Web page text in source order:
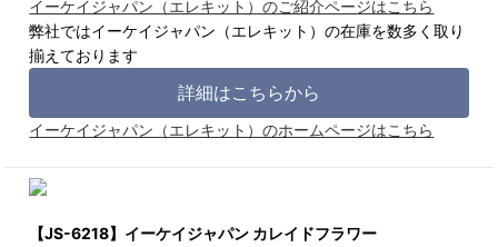
イーケイジャパン（エレキット）のご紹介ページはこちら
弊社ではイーケイジャパン（エレキット）の在庫を数多く取り
揃えております
詳細はこちらから
イーケイジャパン（エレキット）のホームページはこちら
【JS-6218】イーケイジャパン カレイドフラワー